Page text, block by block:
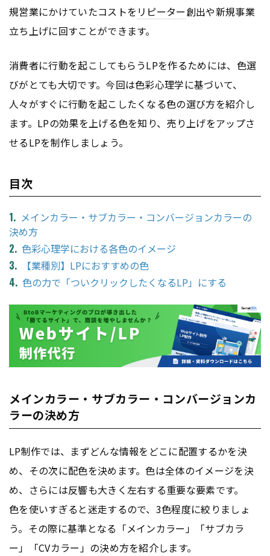
規営業にかけていたコストを リピーター創出や新規事業
立ち上げに回すことができます。
消費者に行動を起こしてもらうLPを作るためには、色選
びがとても大切です。今回は色彩心理学に基づいて、
人々がすぐに行動を起こしたくなる色の選び方を紹介し
ます。LPの効果を上げる色を知り、売り上げをアップさ
せるLPを制作しましょう。
目次
メインカラー・サブカラー・コンバージョンカラーの
決め方
色彩心理学における各色のイメージ
【業種別】LPにおすすめの色
色の力で「ついクリックしたくなるLP」にする
メインカラー・サブカラー・コンバージョンカ
ラーの決め方
LP制作では、まずどんな情報をどこに配置するかを決
め、その次に配色を決めます。色は全体のイメージを決
め、さらには反響も大きく左右する重要な要素です。
色を使いすぎると迷走するので、3色程度に絞りましょ
う。その際に基準となる「メインカラー」「サブカラ
ー」「CVカラー」の決め方を紹介します。